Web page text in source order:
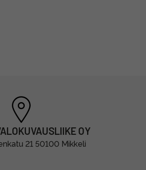
OY
21 50100 Mikkeli